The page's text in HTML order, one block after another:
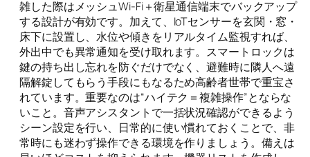
雑した際はメッシュWi-Fi＋衛星通信端末でバックアップ
する設計が有効です。加えて、IoTセンサーを玄関・窓・
床下に設置し、水位や傾きをリアルタイム監視すれば、
外出中でも異常通知を受け取れます。スマートロックは
鍵の持ち出し忘れを防ぐだけでなく、避難時に隣人へ遠
隔解錠してもらう手段にもなるため高齢者世帯で重宝さ
れています。重要なのは“ハイテク＝複雑操作”とならな
いこと。音声アシスタントで一括状況確認ができるよう
シーン設定を行い、日常的に使い慣れておくことで、非
常時にも迷わず操作できる環境を作りましょう。備えは